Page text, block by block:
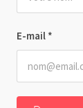
E-mail *